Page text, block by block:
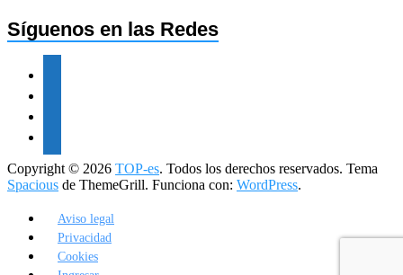
Síguenos en las Redes
Copyright © 2026 TOP-es. Todos los derechos reservados. Tema
Spacious de ThemeGrill. Funciona con: WordPress.
Aviso legal
Privacidad
Cookies